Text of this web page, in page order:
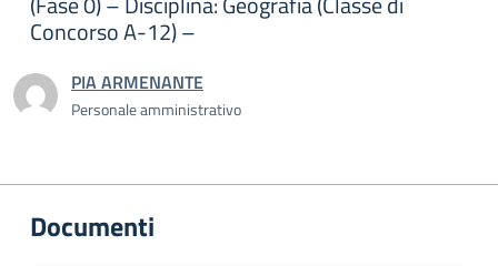
Concorso A-12) –
PIA ARMENANTE
Personale amministrativo
Documenti